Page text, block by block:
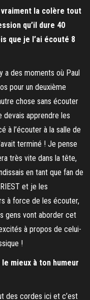
la colère tout
qu’il dure 40
que je l’ai écouté 8
a des moments où Paul
pour un deuxième
chose sans écouter
devais apprendre les
à l’écouter à la salle de
terminé ! Je pense
très vite dans la tête,
en tant que fan de
et je les
à force de les écouter,
gens vont aborder cet
à propos de celui-
!
mieux à ton humeur
des cordes ici et c’est